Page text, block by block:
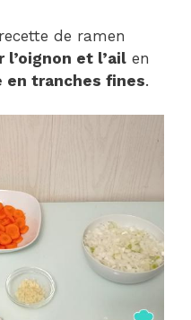
de ramen
l’oignon et l’ail en
en tranches fines.